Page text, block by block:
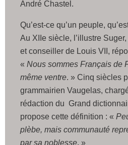
André Chastel.
Qu’est-ce qu’un peuple,
Au XIIe siècle, l’illustre
et conseiller de Louis VII,
« Nous sommes Français de
même ventre. » Cinq siècles
grammairien Vaugelas,
rédaction du Grand
propose cette définition : «
plèbe, mais communauté
par sa noblesse. »